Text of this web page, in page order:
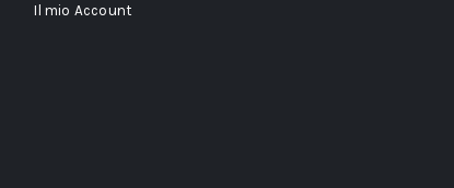
Il mio Account